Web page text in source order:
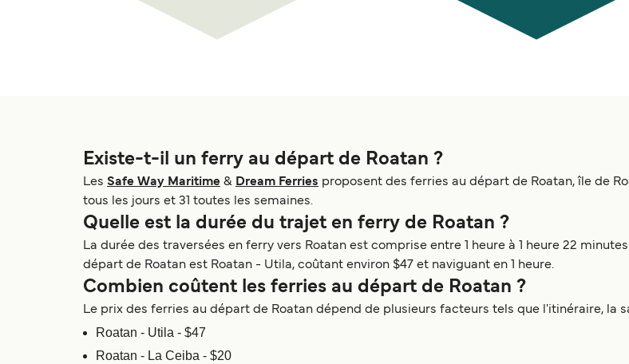
Existe-t-il un ferry au départ de Roatan ?
Les Safe Way Maritime & Dream Ferries proposent des ferries au départ de Roatan, île de
tous les jours et 31 toutes les semaines.
Quelle est la durée du trajet en ferry de Roatan ?
La durée des traversées en ferry vers Roatan est comprise entre 1 heure à 1 heure 22
départ de Roatan est Roatan - Utila, coûtant environ $47 et naviguant en 1 heure.
Combien coûtent les ferries au départ de Roatan ?
Le prix des ferries au départ de Roatan dépend de plusieurs facteurs tels que l'itinéraire, la
Roatan - Utila - $47
Roatan - La Ceiba - $20